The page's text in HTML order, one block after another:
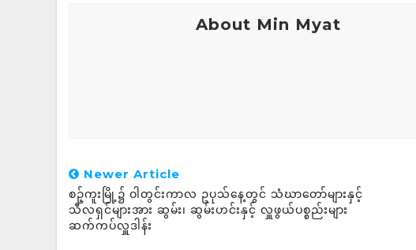
About Min Myat
Newer Article
စဉ့်ကူးမြို့၌ ဝါတွင်းကာလ ဥပုသ်နေ့တွင် သံဃာတော်များနှင့်
သီလရှင်များအား ဆွမ်း၊ ဆွမ်းဟင်းနှင့် လှူဖွယ်ပစ္စည်းများ
ဆက်ကပ်လှူဒါန်း